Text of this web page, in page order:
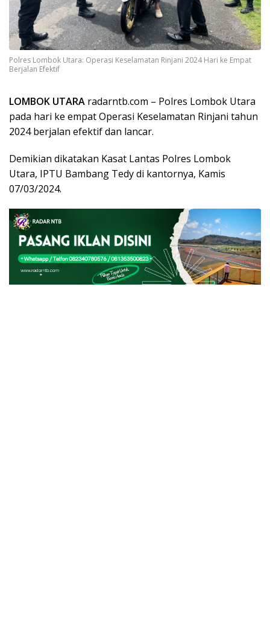
Polres Lombok Utara: Operasi Keselamatan Rinjani 2024 Hari ke Empat
Berjalan Efektif
LOMBOK UTARA radarntb.com – Polres Lombok Utara
pada hari ke empat Operasi Keselamatan Rinjani tahun
2024 berjalan efektif dan lancar.
Demikian dikatakan Kasat Lantas Polres Lombok
Utara, IPTU Bambang Tedy di kantornya, Kamis
07/03/2024.